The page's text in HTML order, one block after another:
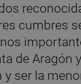
cumbres
de Aragón
y ser la